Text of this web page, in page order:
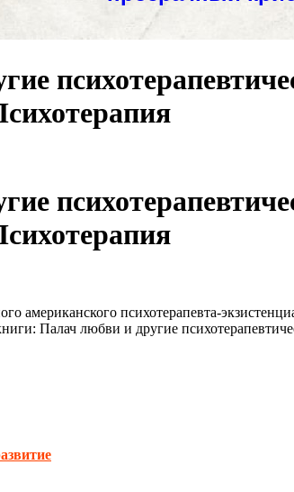
американского психотерапевта-
Палач любви и другие